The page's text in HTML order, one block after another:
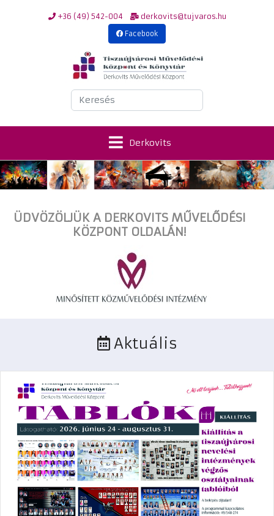
+36 (49) 542-004 derkovits@tujvaros.hu
Facebook
Keresés
Derkovits
ÜDVÖZÖLJÜK A DERKOVITS MŰVELŐDÉSI
KÖZPONT OLDALÁN!
Aktuális